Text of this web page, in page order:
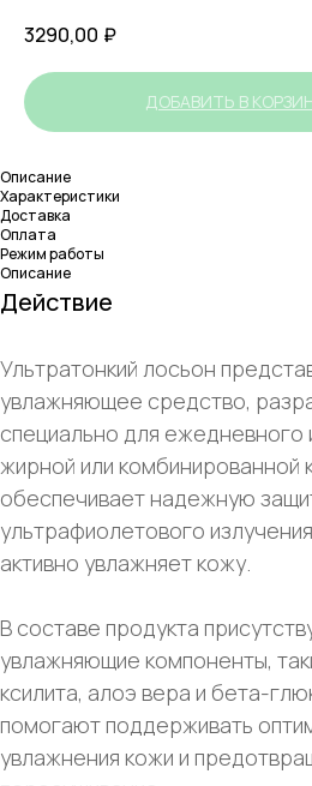
3290,00 ₽
ДОБАВИТЬ В
Описание
Характеристики
Доставка
Оплата
Режим работы
Описание
Действие
Ультратонкий лосьон
увлажняющее средство,
специально для ежедневного
жирной или комбинированной
обеспечивает надежную
ультрафиолетового
активно увлажняет кожу.
В составе продукта
увлажняющие компоненты,
ксилита, алоэ вера и бета-
помогают поддерживать
увлажнения кожи и